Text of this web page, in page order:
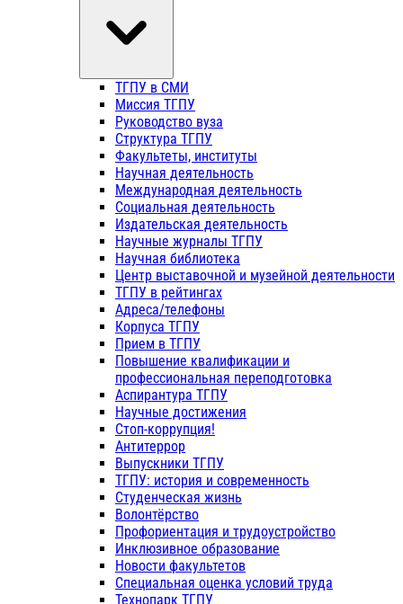
ТГПУ в СМИ
Миссия ТГПУ
Руководство вуза
Структура ТГПУ
Факультеты, институты
Научная деятельность
Международная деятельность
Социальная деятельность
Издательская деятельность
Научные журналы ТГПУ
Научная библиотека
Центр выставочной и музейной деятельности
ТГПУ в рейтингах
Адреса/телефоны
Корпуса ТГПУ
Прием в ТГПУ
Повышение квалификации и
профессиональная переподготовка
Аспирантура ТГПУ
Научные достижения
Стоп-коррупция!
Антитеррор
Выпускники ТГПУ
ТГПУ: история и современность
Студенческая жизнь
Волонтёрство
Профориентация и трудоустройство
Инклюзивное образование
Новости факультетов
Специальная оценка условий труда
Технопарк ТГПУ